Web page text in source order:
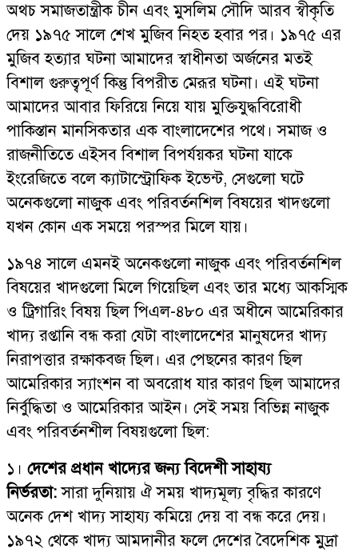
অথচ সমাজতান্ত্রীক চীন এবং মুসলিম সৌদি আরব স্বীকৃতি
দেয় ১৯৭৫ সালে শেখ মুজিব নিহত হবার পর। ১৯৭৫ এর
মুজিব হত্যার ঘটনা আমাদের স্বাধীনতা অর্জনের মতই
বিশাল গুরুত্বপূর্ণ কিন্তু বিপরীত মেরূর ঘটনা। এই ঘটনা
আমাদের আবার ফিরিয়ে নিয়ে যায় মুক্তিযুদ্ধবিরোধী
পাকিস্তান মানসিকতার এক বাংলাদেশের পথে। সমাজ ও
রাজনীতিতে এইসব বিশাল বিপর্যয়কর ঘটনা যাকে
ইংরেজিতে বলে ক্যাটাস্ট্রোফিক ইভেন্ট, সেগুলো ঘটে
অনেকগুলো নাজুক এবং পরিবর্তনশিল বিষয়ের খাদগুলো
যখন কোন এক সময়ে পরস্পর মিলে যায়।
১৯৭৪ সালে এমনই অনেকগুলো নাজুক এবং পরিবর্তনশিল
বিষয়ের খাদগুলো মিলে গিয়েছিল এবং তার মধ্যে আকস্মিক
ও ট্রিগারিং বিষয় ছিল পিএল-৪৮০ এর অধীনে আমেরিকার
খাদ্য রপ্তানি বন্ধ করা যেটা বাংলাদেশের মানুষদের খাদ্য
নিরাপত্তার রক্ষাকবজ ছিল। এর পেছনের কারণ ছিল
আমেরিকার স্যাংশন বা অবরোধ যার কারণ ছিল আমাদের
নির্বুদ্ধিতা ও আমেরিকার আইন। সেই সময় বিভিন্ন নাজুক
এবং পরিবর্তনশীল বিষয়গুলো ছিল:
১। দেশের প্রধান খাদ্যের জন্য বিদেশী সাহায্য
নির্ভরতা:সারা দুনিয়ায় ঐ সময় খাদ্যমূল্য বৃদ্ধির কারণে
অনেক দেশ খাদ্য সাহায্য কমিয়ে দেয় বা বন্ধ করে দেয়।
১৯৭২ থেকে খাদ্য আমদানীর ফলে দেশের বৈদেশিক মুদ্রা